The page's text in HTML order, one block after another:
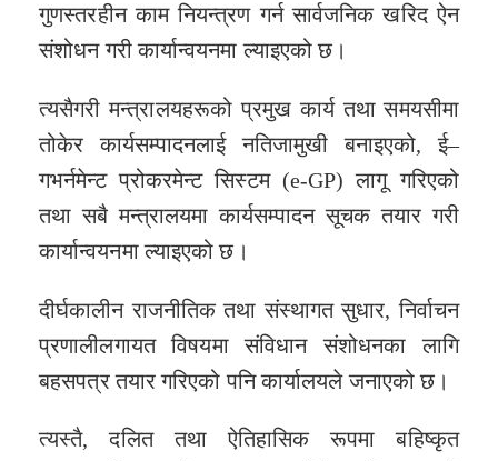
गुणस्तरहीन काम नियन्त्रण गर्न सार्वजनिक खरिद ऐन
संशोधन गरी कार्यान्वयनमा ल्याइएको छ।
त्यसैगरी मन्त्रालयहरूको प्रमुख कार्य तथा समयसीमा
तोकेर कार्यसम्पादनलाई नतिजामुखी बनाइएको, ई–
गभर्नमेन्ट प्रोकरमेन्ट सिस्टम (e-GP) लागू गरिएको
तथा सबै मन्त्रालयमा कार्यसम्पादन सूचक तयार गरी
कार्यान्वयनमा ल्याइएको छ।
दीर्घकालीन राजनीतिक तथा संस्थागत सुधार, निर्वाचन
प्रणालीलगायत विषयमा संविधान संशोधनका लागि
बहसपत्र तयार गरिएको पनि कार्यालयले जनाएको छ।
त्यस्तै, दलित तथा ऐतिहासिक रूपमा बहिष्कृत